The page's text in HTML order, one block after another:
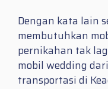
Dengan kata lain
membutuhkan
pernikahan tak
mobil wedding
transportasi di